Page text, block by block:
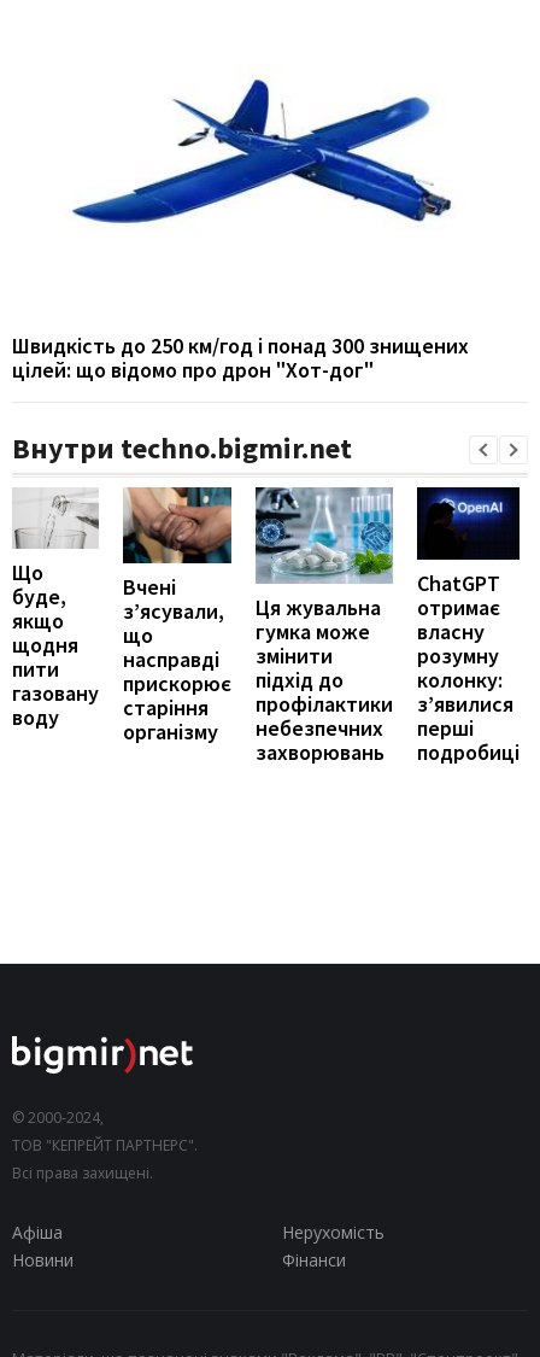
Швидкість до 250 км/год і понад 300 знищених
цілей: що відомо про дрон "Хот-дог"
Внутри techno.bigmir.net
Що
буде,
якщо
щодня
пити
газовану
воду
Вчені
з’ясували,
що
насправді
прискорює
старіння
організму
Ця жувальна
гумка може
змінити
підхід до
профілактики
небезпечних
захворювань
ChatGPT
отримає
власну
розумну
колонку:
з’явилися
перші
подробиці
© 2000-2024,
ТОВ "КЕПРЕЙТ ПАРТНЕРС".
Всі права захищені.
Афіша
Нерухомість
Новини
Фінанси